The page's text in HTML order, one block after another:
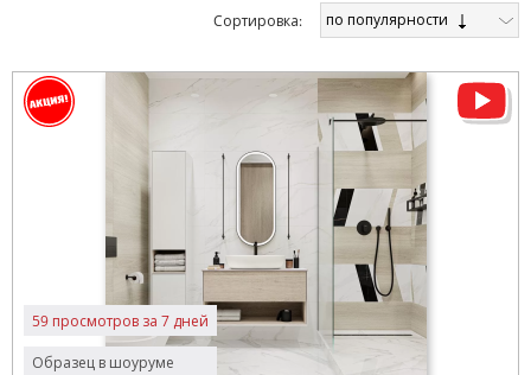
Cортировка: по популярности
Образец в шоуруме
59 просмотров за 7 дней